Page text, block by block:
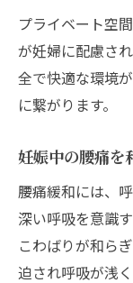
プライベート空
が妊婦に配慮さ
全で快適な環境
に繋がります。
妊娠中の腰痛を
腰痛緩和には、
深い呼吸を意識
こわばりが和ら
迫され呼吸が浅